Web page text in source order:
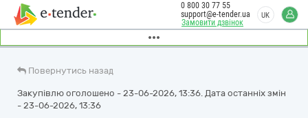
Замовити дзвінок
0 800 30 77 55
support@e-tender.ua
UK
Повернутись назад
Закупівлю оголошено - 23-06-2026, 13:36. Дата останніх змін
- 23-06-2026, 13:36